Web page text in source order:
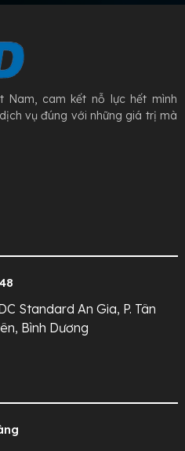
Nam, cam kết nỗ lực hết mình
vụ đúng với những giá trị mà
Standard An Gia, P. Tân
Bình Dương